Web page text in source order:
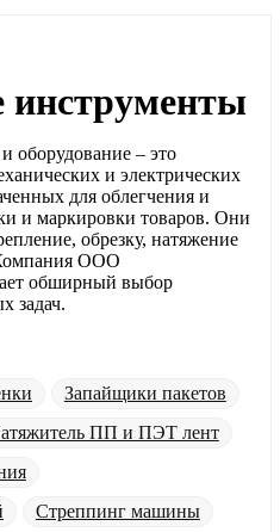
инструменты
оборудование – это
и электрических
для облегчения и
и маркировки товаров. Они
обрезку, натяжение
ООО
обширный выбор
задач.
Запайщики пакетов
ПП и ПЭТ лент
Стреппинг машины